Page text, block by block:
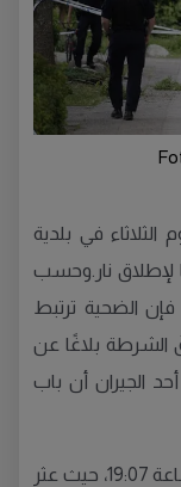
في بلدية
لإطلاق نار.وحسب
فإن الضحية ترتبط
الشرطة بلاغًا عن
الجيران أن باب
استجابت الشرطة لبلاغ عن الحادث في الساعة 19:07، حيث عثر